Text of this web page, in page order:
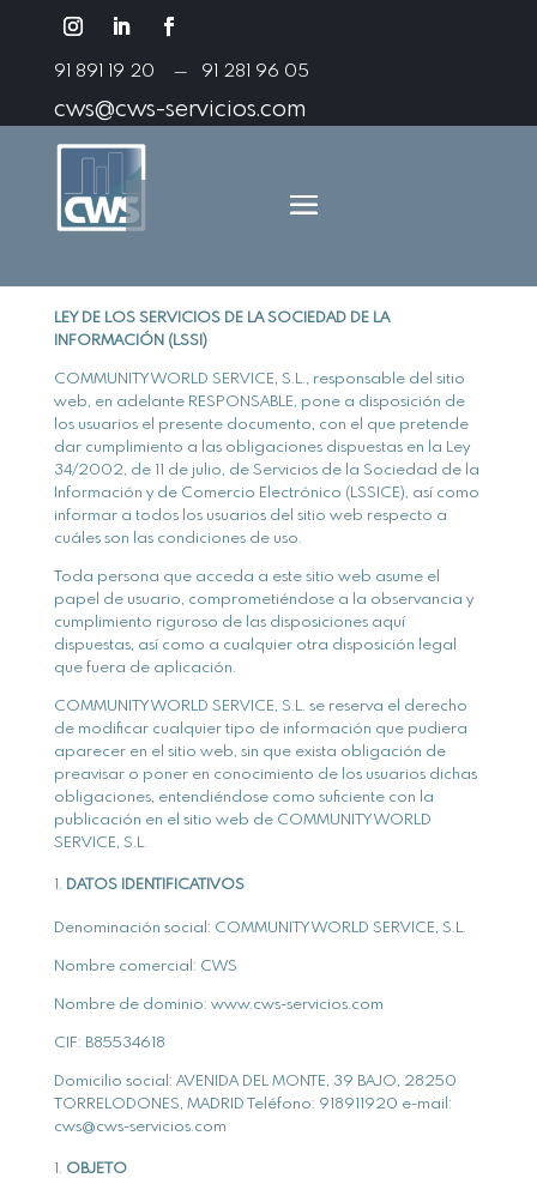
91 891 19 20 — 91 281 96 05
cws@cws-servicios.com
LEY DE LOS SERVICIOS DE LA SOCIEDAD DE LA
INFORMACIÓN (LSSI)
COMMUNITY WORLD SERVICE, S.L., responsable del sitio
web, en adelante RESPONSABLE, pone a disposición de
los usuarios el presente documento, con el que pretende
dar cumplimiento a las obligaciones dispuestas en la Ley
34/2002, de 11 de julio, de Servicios de la Sociedad de la
Información y de Comercio Electrónico (LSSICE), así como
informar a todos los usuarios del sitio web respecto a
cuáles son las condiciones de uso.
Toda persona que acceda a este sitio web asume el
papel de usuario, comprometiéndose a la observancia y
cumplimiento riguroso de las disposiciones aquí
dispuestas, así como a cualquier otra disposición legal
que fuera de aplicación.
COMMUNITY WORLD SERVICE, S.L. se reserva el derecho
de modificar cualquier tipo de información que pudiera
aparecer en el sitio web, sin que exista obligación de
preavisar o poner en conocimiento de los usuarios dichas
obligaciones, entendiéndose como suficiente con la
publicación en el sitio web de COMMUNITY WORLD
SERVICE, S.L.
DATOS IDENTIFICATIVOS
Denominación social: COMMUNITY WORLD SERVICE, S.L.
Nombre comercial: CWS
Nombre de dominio: www.cws-servicios.com
CIF: B85534618
Domicilio social: AVENIDA DEL MONTE, 39 BAJO, 28250
TORRELODONES, MADRID Teléfono: 918911920 e-mail:
cws@cws-servicios.com
OBJETO